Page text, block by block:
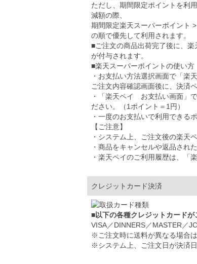
ただし、期間限定ポイントを利
減額の際、
期間限定楽天スーパーポイント
の順で優先して利用されます。
■ご注文の商品出荷完了後に、
が付与されます。
■楽天スーパーポイントの使い方
・お支払い方法選択画面で「楽
ご注文内容確認画面後に、決済
・「楽天ペイ お支払い画面」
ださい。（1ポイント＝1円）
・一度のお支払いで利用できる
【ご注意】
・システム上、ご注文後の楽天
・商品をキャンセルや返品され
・楽天ペイのご利用履歴は、「
クレジットカード決済
■以下の各種クレジットカードが
VISA／DINNERS／MASTER／
※ご注文時に送料が異なる場合
※システム上、ご注文日が決済